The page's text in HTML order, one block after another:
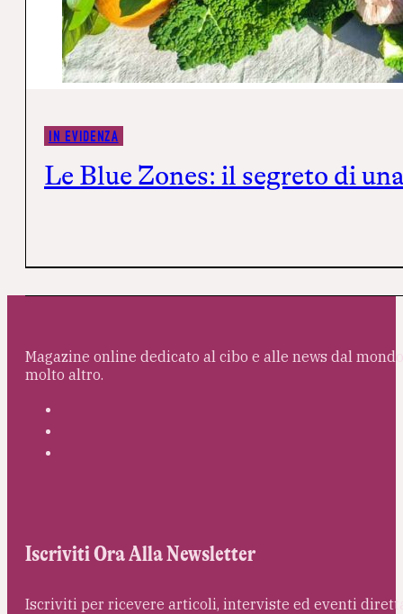
IN EVIDENZA
Le Blue Zones: il segreto di
Magazine online dedicato al cibo e alle news dal
molto altro.
Iscriviti Ora Alla Newsletter
Iscriviti per ricevere articoli, interviste ed eventi